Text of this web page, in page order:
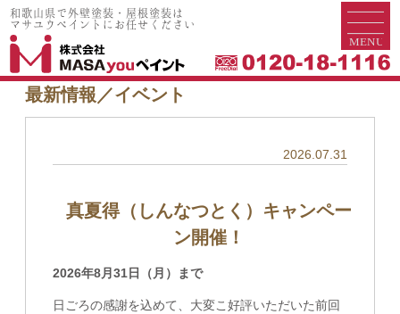
和歌山県で外壁塗装・屋根塗装は
マサユウペイントにお任せください
最新情報／イベント
2026.07.31
真夏得（しんなつとく）キャンペー
ン開催！
2026年8月31日（月）まで
日ごろの感謝を込めて、大変こ好評いただいた前回
和歌山県で外壁塗装・屋根塗装は
マサユウペイントにお任せください